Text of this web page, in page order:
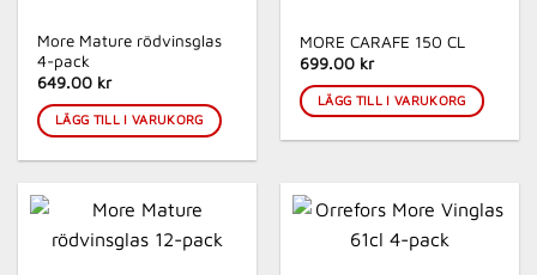
More Mature rödvinsglas
4-pack
649.00 kr
LÄGG TILL I VARUKORG
MORE CARAFE 150 CL
699.00 kr
LÄGG TILL I VARUKORG